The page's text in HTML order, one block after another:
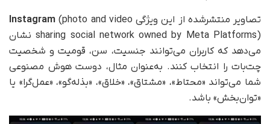
تصاویر منتشرشده از این ویژگی Instagram (photo and video
sharing social network owned by Meta Platforms) نشان
می‌دهد که کاربران می‌توانند جنسیت، سن، قومیت و شخصیت
چت‌بات را انتخاب کنند. به‌عنوان مثال، دوست هوش مصنوعی
شما می‌تواند «محتاط»، «مشتاق»، «خلاق»، «بذله‌گو»، «عمل‌گرا» یا
«توان‌بخش» باشد.